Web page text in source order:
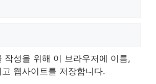
작성을 위해 이 브라우저에 이름,
웹사이트를 저장합니다.